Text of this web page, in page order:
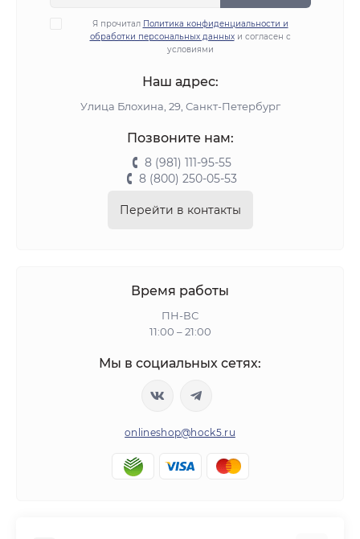
Я прочитал Политика конфиденциальности и
обработки персональных данныхи согласен с
условиями
Наш адрес:
Улица Блохина, 29, Санкт-Петербург
Позвоните нам:
8 (981) 111-95-55
8 (800) 250-05-53
Перейти в контакты
Время работы
ПН-ВС
11:00 – 21:00
Мы в социальных сетях:
onlineshop@hock5.ru